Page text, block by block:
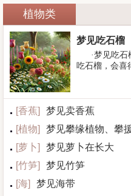
植物类
梦见吃石榴
·梦见吃
吃石榴，会喜
[香蕉]
梦见卖香蕉
[植物]
梦见攀缘植物、攀
[萝卜]
梦见萝卜在长大
[竹笋]
梦见竹笋
[海] 梦见海带